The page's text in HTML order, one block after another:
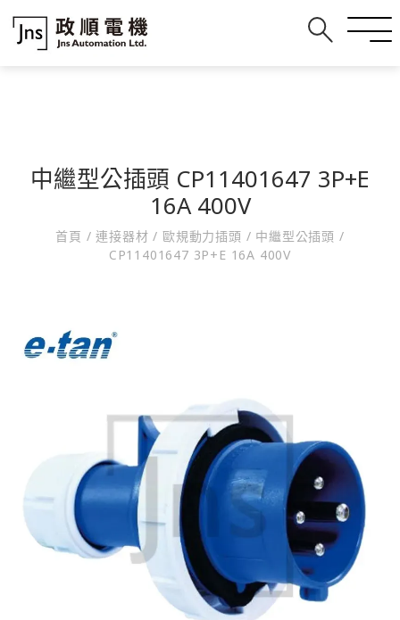
中繼型公插頭 CP11401647 3P+E
16A 400V
首頁 / 連接器材/ 歐規動力插頭 / 中繼型公插頭 /
CP11401647 3P+E 16A 400V